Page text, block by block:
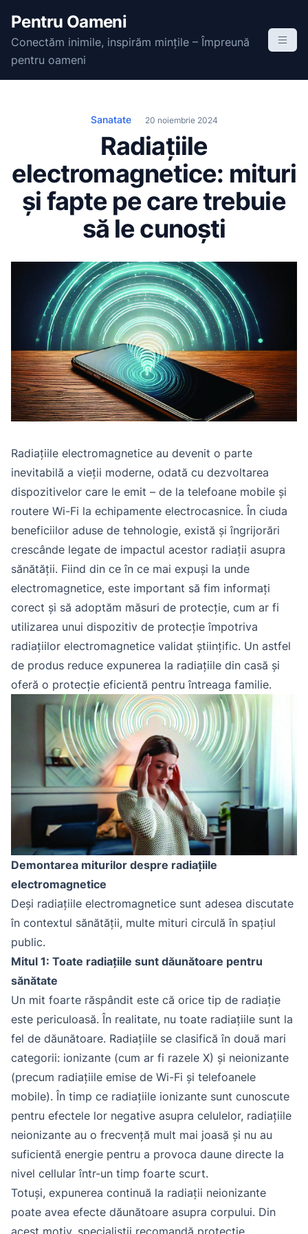
t
Pentru Oameni
Conectăm inimile, inspirăm mințile – Împreună
pentru oameni
Sanatate 20 noiembrie 2024
Radiațiile
electromagnetice: mituri
și fapte pe care trebuie
să le cunoști
Radiațiile electromagnetice au devenit o parte
inevitabilă a vieții moderne, odată cu dezvoltarea
dispozitivelor care le emit – de la telefoane mobile și
routere Wi-Fi la echipamente electrocasnice. În ciuda
beneficiilor aduse de tehnologie, există și îngrijorări
crescânde legate de impactul acestor radiații asupra
sănătății. Fiind din ce în ce mai expuși la unde
electromagnetice, este important să fim informați
corect și să adoptăm măsuri de protecție, cum ar fi
utilizarea unui dispozitiv de protecție împotriva
radiațiilor electromagnetice validat științific. Un astfel
de produs reduce expunerea la radiațiile din casă și
oferă o protecție eficientă pentru întreaga familie.
Demontarea miturilor despre radiațiile
electromagnetice
Deși radiațiile electromagnetice sunt adesea discutate
în contextul sănătății, multe mituri circulă în spațiul
public.
Mitul 1: Toate radiațiile sunt dăunătoare pentru
sănătate
Un mit foarte răspândit este că orice tip de radiație
este periculoasă. În realitate, nu toate radiațiile sunt la
fel de dăunătoare. Radiațiile se clasifică în două mari
categorii: ionizante (cum ar fi razele X) și neionizante
(precum radiațiile emise de Wi-Fi și telefoanele
mobile). În timp ce radiațiile ionizante sunt cunoscute
pentru efectele lor negative asupra celulelor, radiațiile
neionizante au o frecvență mult mai joasă și nu au
suficientă energie pentru a provoca daune directe la
nivel cellular într-un timp foarte scurt.
Totuși, expunerea continuă la radiații neionizante
poate avea efecte dăunătoare asupra corpului. Din
acest motiv, specialiștii recomandă protecție